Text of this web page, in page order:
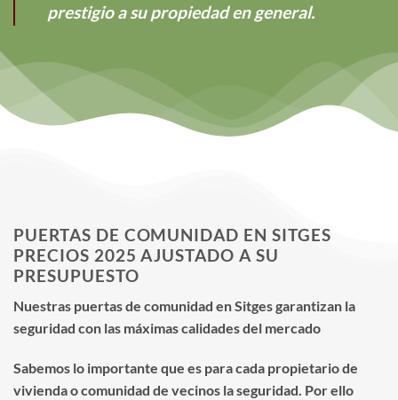
prestigio a su propiedad en general.
PUERTAS DE COMUNIDAD EN SITGES
PRECIOS 2025 AJUSTADO A SU
PRESUPUESTO
Nuestras puertas de comunidad en Sitges garantizan la
seguridad con las máximas calidades del mercado
Sabemos lo importante que es para cada propietario de
vivienda o comunidad de vecinos la seguridad. Por ello